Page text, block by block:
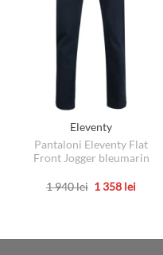
Eleventy
Pantaloni Eleventy Flat
Front Jogger bleumarin
1 940lei Prețul
940 lei.
1 358 leiPrețul